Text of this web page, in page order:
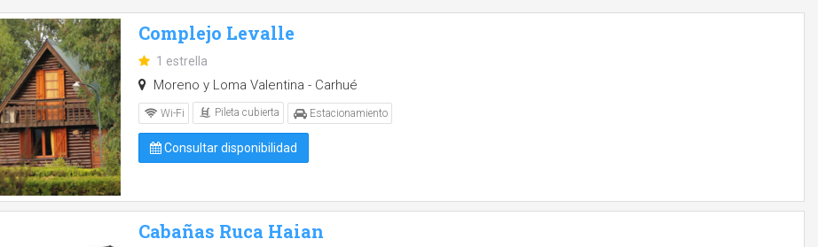
Complejo Levalle
1 estrella
Moreno y Loma Valentina - Carhué
Wi-Fi Pileta cubierta Estacionamiento
Consultar disponibilidad
Cabañas Ruca Haian